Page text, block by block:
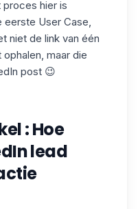
proces hier is
eerste User Case,
niet de link van één
maar die
post 😉
: Hoe
lead